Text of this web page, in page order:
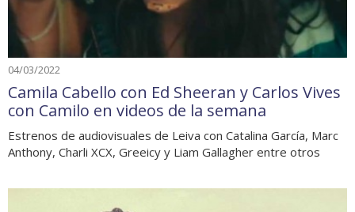
04/03/2022
Camila Cabello con Ed Sheeran y Carlos Vives
con Camilo en videos de la semana
Estrenos de audiovisuales de Leiva con Catalina García, Marc
Anthony, Charli XCX, Greeicy y Liam Gallagher entre otros